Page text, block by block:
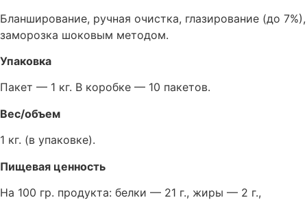
Бланширование, ручная очистка, глазирование (до 7%),
заморозка шоковым методом.
Упаковка
Пакет — 1 кг. В коробке — 10 пакетов.
Вес/объем
1 кг. (в упаковке).
Пищевая ценность
На 100 гр. продукта: белки — 21 г., жиры — 2 г.,